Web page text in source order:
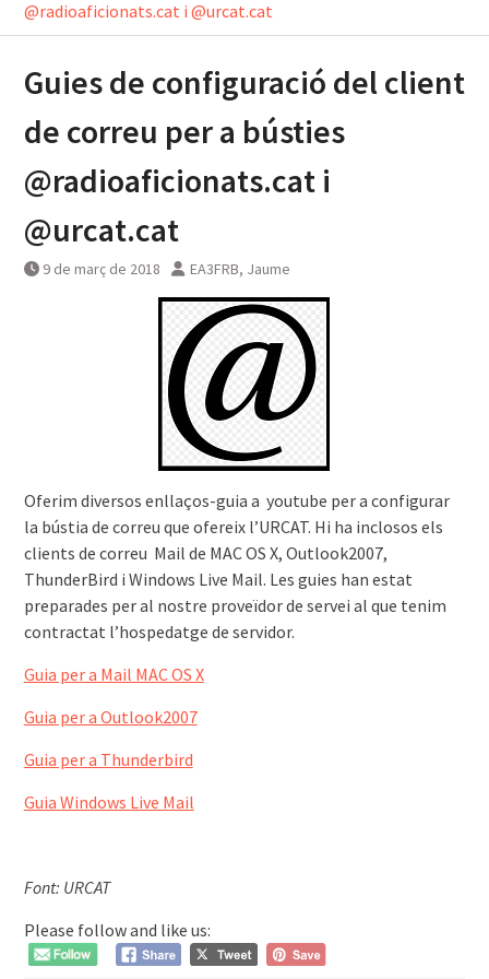
@radioaficionats.cat i @urcat.cat
Guies de configuració del client
de correu per a bústies
@radioaficionats.cat i
@urcat.cat
9 de març de 2018 EA3FRB, Jaume
Oferim diversos enllaços-guia a youtube per a configurar
la bústia de correu que ofereix l’URCAT. Hi ha inclosos els
clients de correu Mail de MAC OS X, Outlook2007,
ThunderBird i Windows Live Mail. Les guies han estat
preparades per al nostre proveïdor de servei al que tenim
contractat l’hospedatge de servidor.
Guia per a Mail MAC OS X
Guia per a Outlook2007
Guia per a Thunderbird
Guia Windows Live Mail
Font: URCAT
Please follow and like us: